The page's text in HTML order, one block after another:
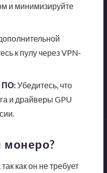
и минимизируйте
к пулу через VPN-
ПО:Убедитесь, что
и драйверы GPU
монеро?
как он не требует